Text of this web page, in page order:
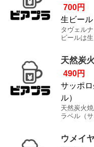
700円
生ビール
タヴェル
ビールは
天然炭
490円
サッポ
ル）
天然炭火
ラベル（
ウメイ